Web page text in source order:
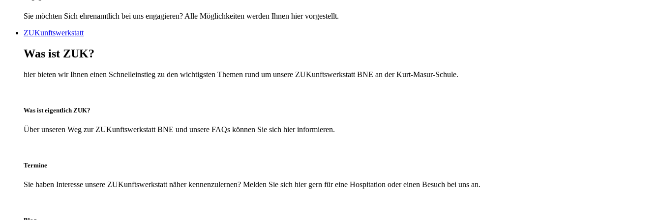
Sie möchten Sich ehrenamtlich bei uns engagieren? Alle Möglichkeiten werden Ihnen hier vorgestellt.
ZUKunftswerkstatt
Was ist ZUK?
hier bieten wir Ihnen einen Schnelleinstieg zu den wichtigsten Themen rund um unsere ZUKunftswerkstatt BNE an der Kurt-Masur-Schule.
Was ist eigentlich ZUK?
Über unseren Weg zur ZUKunftswerkstatt BNE und unsere FAQs können Sie sich hier informieren.
Termine
Sie haben Interesse unsere ZUKunftswerkstatt näher kennenzulernen? Melden Sie sich hier gern für eine Hospitation oder einen Besuch bei uns an.